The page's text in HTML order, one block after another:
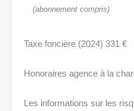
(abonnement compris)
Taxe foncière (2024) 331 €
Honoraires agence à la
Les informations sur les